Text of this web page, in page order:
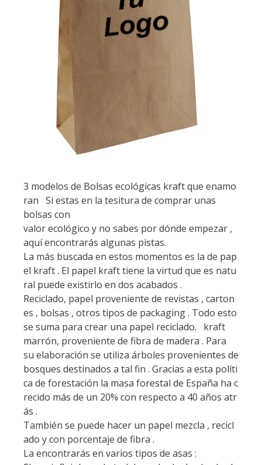
3 modelos de Bolsas ecológicas kraft que enamo
ran Si estas en la tesitura de comprar unas
bolsas con
valor ecológico y no sabes por dónde empezar ,
aquí encontrarás algunas pistas.
La más buscada en estos momentos es la de pap
el kraft . El papel kraft tiene la virtud que es natu
ral puede existirlo en dos acabados .
Reciclado, papel proveniente de revistas , carton
es , bolsas , otros tipos de packaging . Todo esto
se suma para crear una papel reciclado. kraft
marrón, proveniente de fibra de madera . Para
su elaboración se utiliza árboles provenientes de
bosques destinados a tal fin . Gracias a esta políti
ca de forestación la masa forestal de España ha c
recido más de un 20% con respecto a 40 años atr
ás .
También se puede hacer un papel mezcla , recicl
ado y con porcentaje de fibra .
La encontrarás en varios tipos de asas :